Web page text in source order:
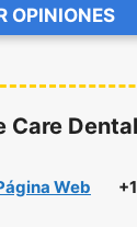
OPINIONES
Care Dental
Web